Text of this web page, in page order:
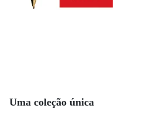
Uma coleção única